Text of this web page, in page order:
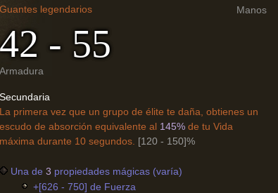
Manos
Guantes legendarios
42 - 55
Armadura
Secundaria
La primera vez que un grupo de élite te daña, obtienes un
escudo de absorción equivalente al 145% de tu Vida
máxima durante 10 segundos. [120 - 150]%
Una de 3 propiedades mágicas (varía)
+[626 - 750] de Fuerza